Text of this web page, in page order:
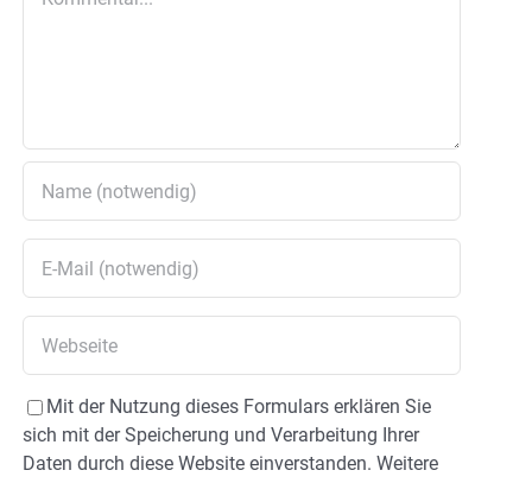
Mit der Nutzung dieses Formulars erklären Sie
sich mit der Speicherung und Verarbeitung Ihrer
Daten durch diese Website einverstanden. Weitere